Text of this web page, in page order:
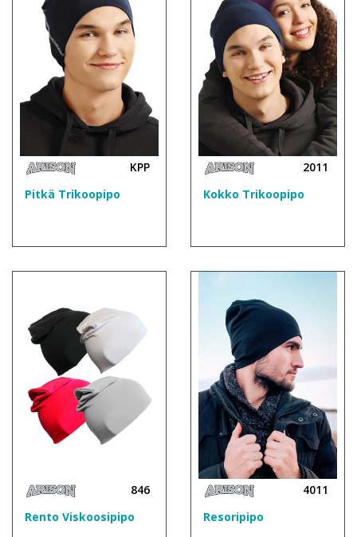
KPP
Pitkä Trikoopipo
2011
Kokko Trikoopipo
846
Rento Viskoosipipo
4011
Resoripipo